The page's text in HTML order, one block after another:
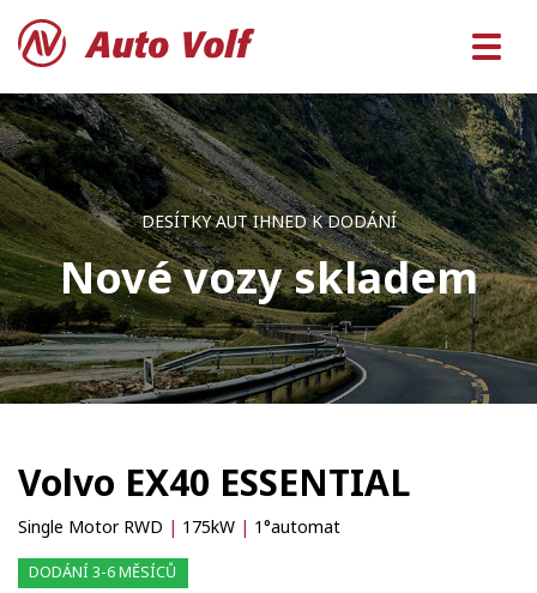
DESÍTKY AUT IHNED K DODÁNÍ
Nové vozy skladem
Volvo EX40 ESSENTIAL
Single Motor RWD | 175kW | 1°automat
DODÁNÍ 3-6 MĚSÍCŮ